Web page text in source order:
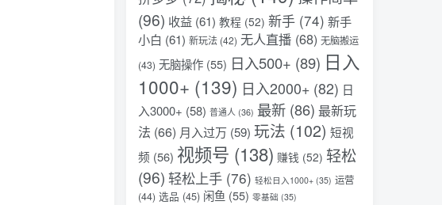
(96) 收益 (61) 教程 (52) 新手 (74) 新手
小白 (61) 新玩法 (42) 无人直播 (68) 无脑搬运
(43) 无脑操作 (55) 日入500+ (89) 日入
1000+ (139) 日入2000+ (82) 日
入3000+ (58) 普通人 (36) 最新 (86) 最新玩
法 (66) 月入过万 (59) 玩法 (102) 短视
频 (56) 视频号 (138) 赚钱 (52) 轻松
(96) 轻松上手 (76) 轻松日入1000+ (35) 运营
(44) 选品 (45) 闲鱼 (55) 零基础 (35)